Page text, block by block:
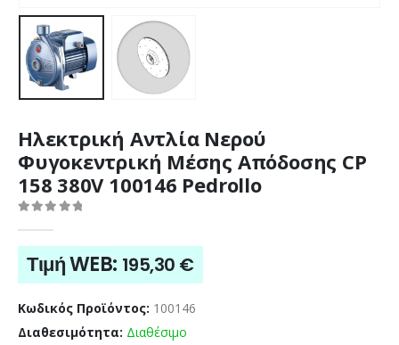
Ηλεκτρική Αντλία Νερού
Φυγοκεντρική Μέσης Απόδοσης CP
158 380V 100146 Pedrollo
Τιμή WEB: 195,30 €
Κωδικός Προϊόντος: 100146
Διαθεσιμότητα: Διαθέσιμο